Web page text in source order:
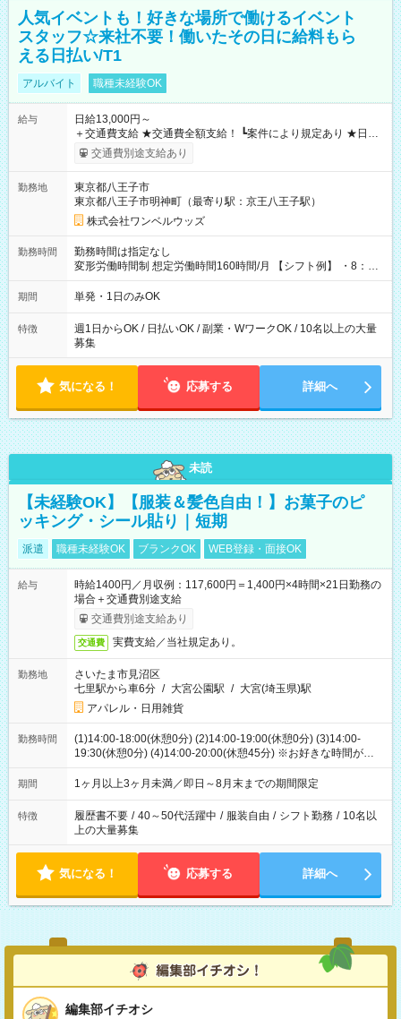
人気イベントも！好きな場所で働けるイベント
スタッフ☆来社不要！働いたその日に給料もら
える日払い/T1
アルバイト 職種未経験OK
給与
日給13,000円～
＋交通費支給 ★交通費全額支給！ ┗案件により規定あり ★日払
いOK！（規定あり） ┗働いたその日に現金GET♪ お仕事後はコ
ンビニATMから 日払い分を引き落とせます！ 【試用期間】試
交通費別途支給あり
勤務地
東京都八王子市
東京都八王子市明神町（最寄り駅：京王八王子駅）
株式会社ワンベルウッズ
勤務時間
勤務時間は指定なし
変形労働時間制 想定労働時間160時間/月 【シフト例】 ・8：00
～21：00
期間 単発・1日のみOK
特徴
週1日からOK / 日払いOK / 副業・WワークOK / 10名以上の大量
募集
気になる！ 応募する 詳細へ
未読
【未経験OK】【服装＆髪色自由！】お菓子のピ
ッキング・シール貼り｜短期
派遣 職種未経験OK ブランクOK WEB登録・面接OK
給与
時給1400円／月収例：117,600円＝1,400円×4時間×21日勤務の
場合＋交通費別途支給
交通費別途支給あり
交通費 実費支給／当社規定あり。
勤務地
さいたま市見沼区
七里駅から車6分 / 大宮公園駅 / 大宮(埼玉県)駅
アパレル・日用雑貨
勤務時間
(1)14:00-18:00(休憩0分) (2)14:00-19:00(休憩0分) (3)14:00-
19:30(休憩0分) (4)14:00-20:00(休憩45分) ※お好きな時間が選べ
ます
期間 1ヶ月以上3ヶ月未満／即日～8月末までの期間限定
特徴 履歴書不要 / 40～50代活躍中 / 服装自由 / シフト勤務 / 10名以
上の大量募集
気になる！ 応募する 詳細へ
編集部イチオシ